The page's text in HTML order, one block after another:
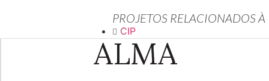
PROJETOS RELACIONADOS À
CIP
ALMA